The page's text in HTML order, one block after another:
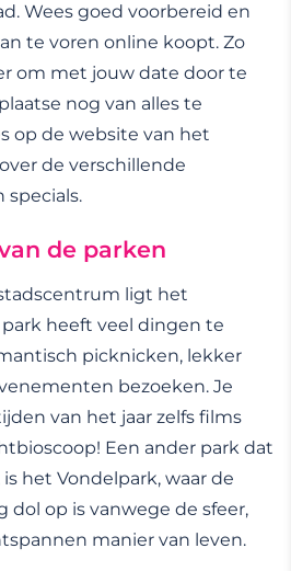
Wees goed voorbereid en
te voren online koopt. Zo
om met jouw date door te
nog van alles te
op de website van het
de verschillende
de parken
ligt het
heeft veel dingen te
picknicken, lekker
bezoeken. Je
van het jaar zelfs films
Een ander park dat
het Vondelpark, waar de
dol op is vanwege de sfeer,
manier van leven.